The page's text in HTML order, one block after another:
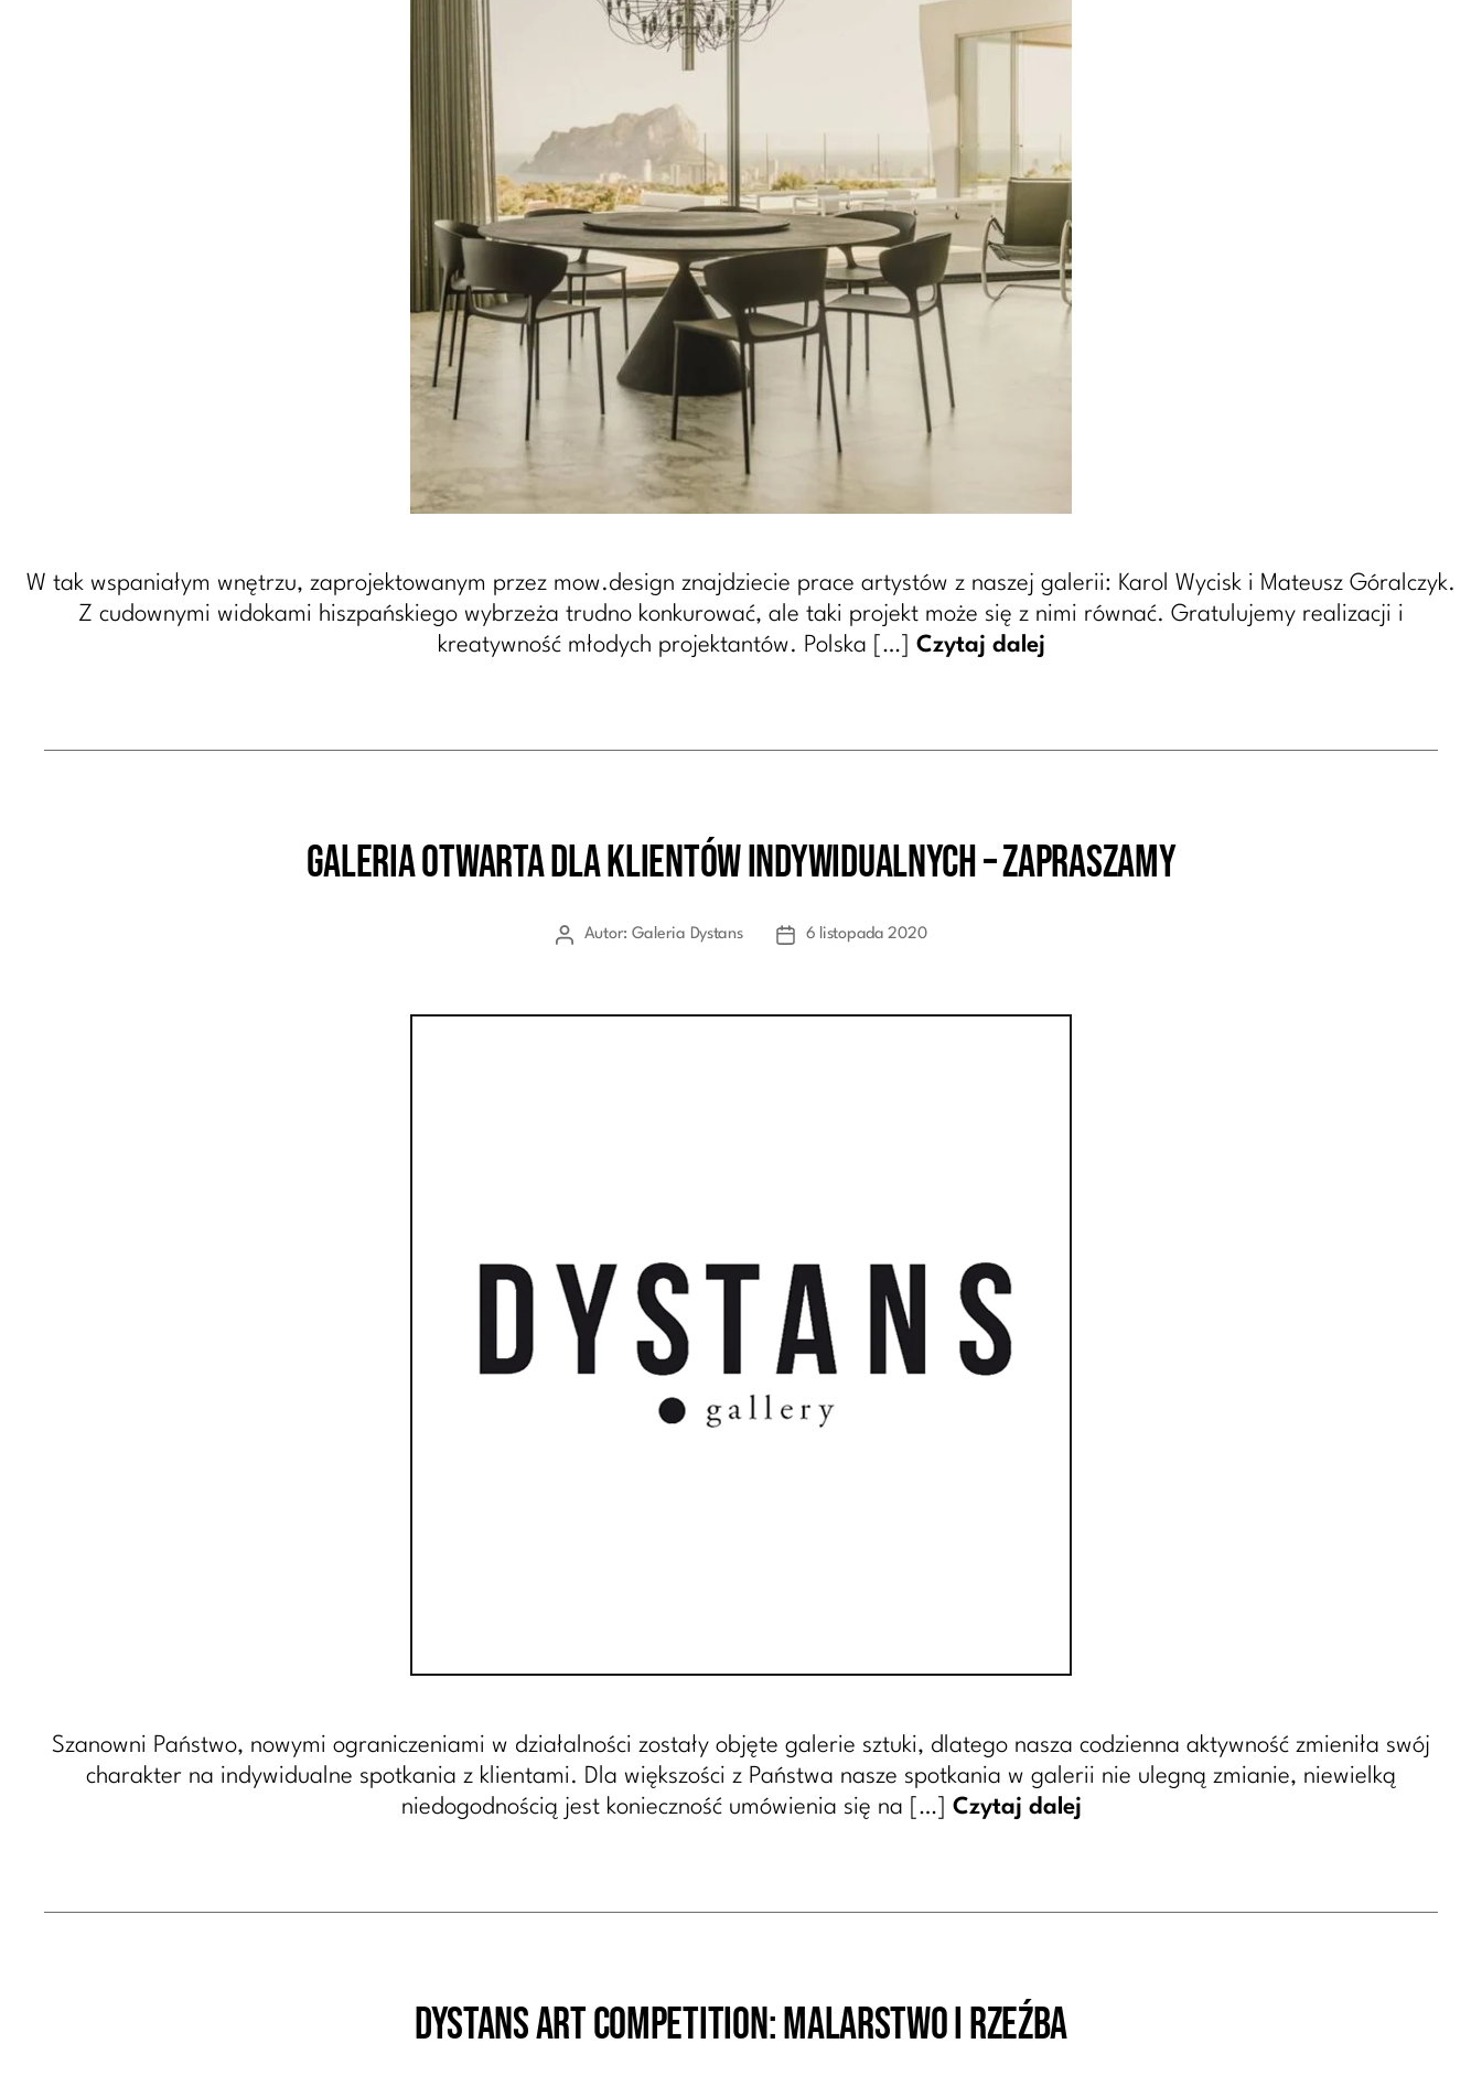
W tak wspaniałym wnętrzu, zaprojektowanym przez mow.design znajdziecie prace artystów z naszej galerii: Karol Wycisk i Mateusz Góralczyk.
Z cudownymi widokami hiszpańskiego wybrzeża trudno konkurować, ale taki projekt może się z nimi równać. Gratulujemy realizacji i
kreatywność młodych projektantów. Polska […] Czytaj dalej
Kategorie
GALERIA OTWARTA DLA KLIENTÓW INDYWIDUALNYCH – ZAPRASZAMY
AutorAutor: Galeria Dystans
Data6 listopada 2020
Szanowni Państwo, nowymi ograniczeniami w działalności zostały objęte galerie sztuki, dlatego nasza codzienna aktywność zmieniła swój
charakter na indywidualne spotkania z klientami. Dla większości z Państwa nasze spotkania w galerii nie ulegną zmianie, niewielką
niedogodnością jest konieczność umówienia się na […] Czytaj dalej
Kategorie
Dystans Art Competition: Malarstwo i Rzeźba